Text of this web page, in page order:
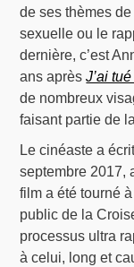
de ses thèmes
sexuelle ou le
dernière, c’est
ans aprèsJ’ai
de nombreux
faisant partie de
Le cinéaste a
septembre 2017,
film a été tourné
public de la
processus ultra
à celui, long et